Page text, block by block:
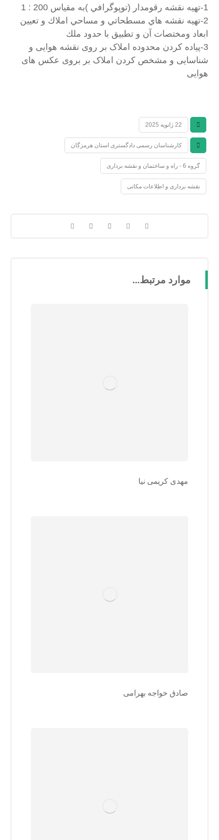
1-تهيه نقشه رقومدار (توپوگرافي )به مقياس 200 : 1
2-تهيه نقشه هاي مسطحاتي و مساحي املاك و تعيين
ابعاد ومختصات آن و تطبيق با حدود ملك
3-پیاده کردن محدوده املاک بر روی نقشه هوایی و
شناسایی و مشخص کردن املاک بر بروی عکس های
هوایی
22 ژانویه 2025
کارشناسان رسمی دادگستری استان هرمزگان
گروه 6 - راه و ساختمان و نقشه برداری
نقشه برداری و اطلاعات مکانی
موارد مرتبط...
مهدی کریمی نیا
صادق خواجه بهرامی